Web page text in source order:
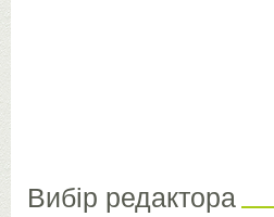
Вибір редактора